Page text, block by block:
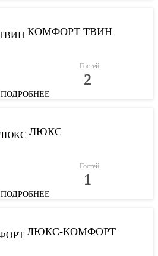
КОМФОРТ ТВИН
Гостей
2
ПОДРОБНЕЕ
ЛЮКС
Гостей
1
ПОДРОБНЕЕ
ЛЮКС-КОМФОРТ